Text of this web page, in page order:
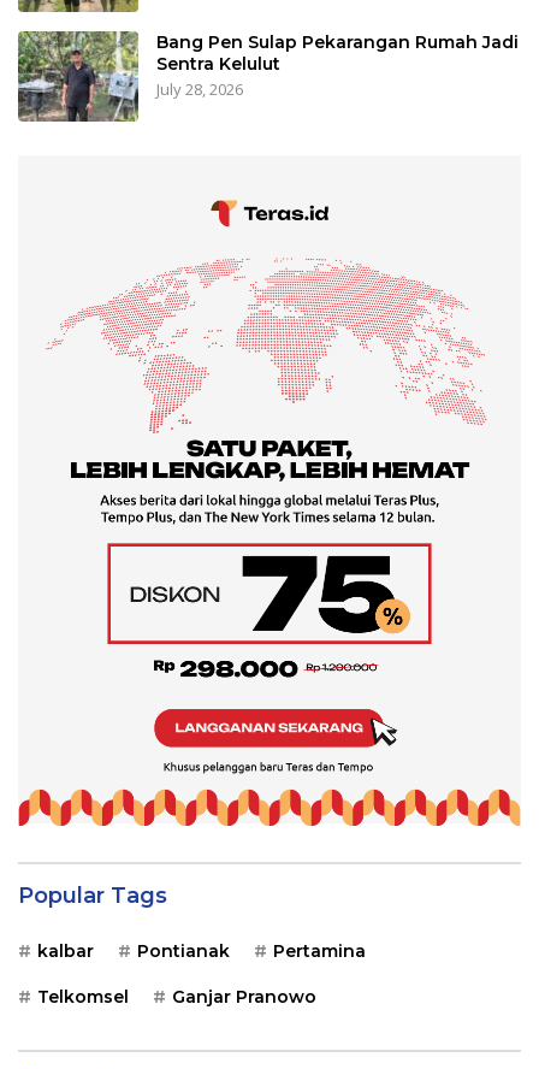
Bang Pen Sulap Pekarangan Rumah Jadi
Sentra Kelulut
July 28, 2026
Popular Tags
kalbar Pontianak Pertamina
Telkomsel Ganjar Pranowo